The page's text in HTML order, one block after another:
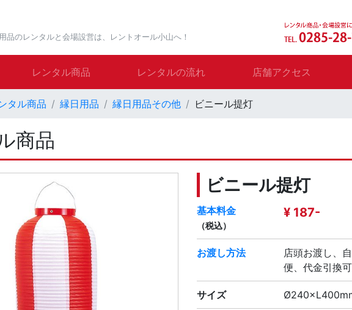
品のレンタルと会場設営は、レントオール小山へ！
レンタル商品 レンタルの流れ 店舗アクセス
タル商品 縁日用品 縁日用品その他 ビニール提灯
商品
ビニール提灯
基本料金
（税込）
¥ 187-
お渡し方法
店頭お渡し、
便、代金引換可
サイズ